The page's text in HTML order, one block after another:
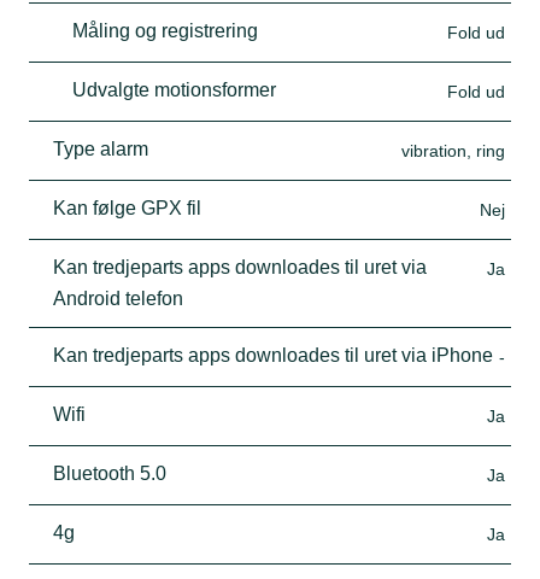
Måling og registrering Fold ud
Udvalgte motionsformer Fold ud
Type alarm vibration, ring
Kan følge GPX fil Nej
Kan tredjeparts apps downloades til uret via
Android telefon
Ja
Kan tredjeparts apps downloades til uret via iPhone -
Wifi Ja
Bluetooth 5.0 Ja
4g Ja